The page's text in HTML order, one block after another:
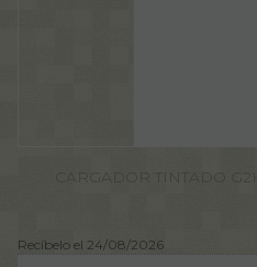
CARGADOR TINTADO
Recíbelo el 24/08/2026